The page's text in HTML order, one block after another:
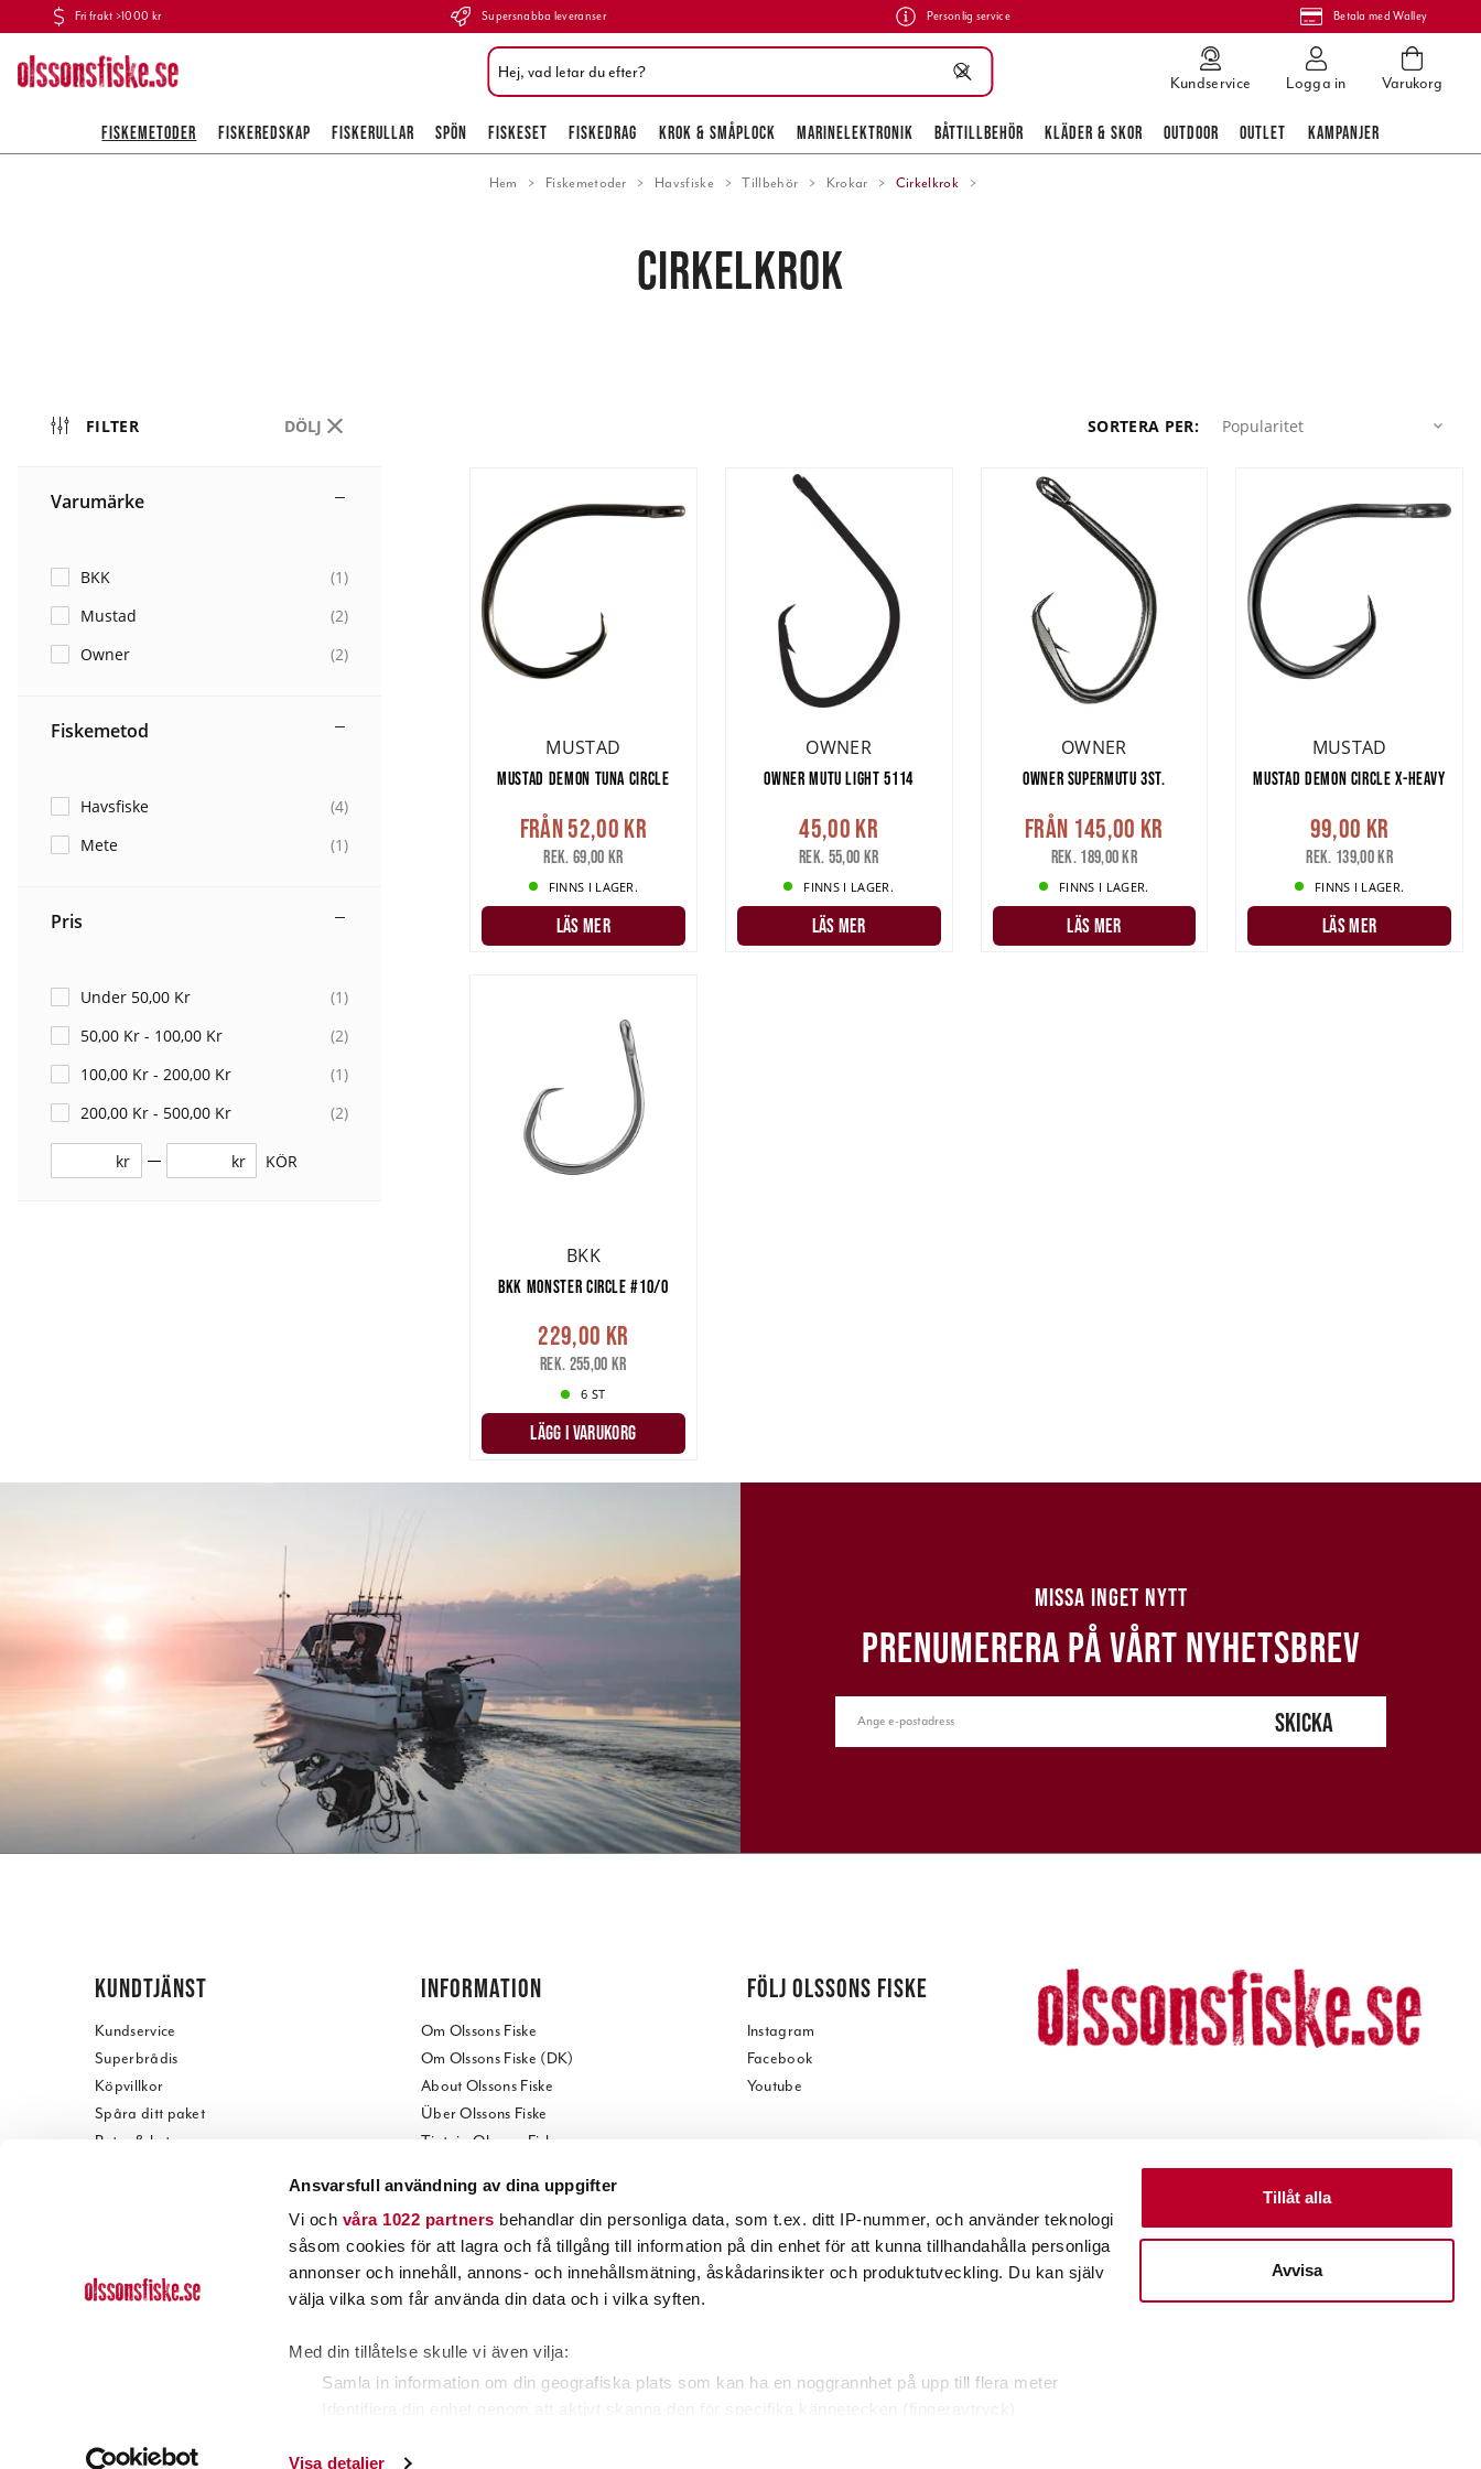
Ansvarsfull användning av dina uppgifter
Vi och våra 1022 partners behandlar din personliga data, som t.ex. ditt IP-nummer, och använder teknologi
såsom cookies för att lagra och få tillgång till information på din enhet för att kunna tillhandahålla personliga
annonser och innehåll, annons- och innehållsmätning, åskådarinsikter och produktutveckling. Du kan själv
välja vilka som får använda din data och i vilka syften.
Med din tillåtelse skulle vi även vilja:
Samla in information om din geografiska plats som kan ha en noggrannhet på upp till flera meter
Visa detaljer
Tillåt alla
Avvisa
Fri frakt >1000 kr Supersnabba leveranser Personlig service Betala med Walley
Kundservice Logga in Varukorg
FISKEMETODER FISKEREDSKAP FISKERULLAR SPÖN FISKESET FISKEDRAG KROK & SMÅPLOCK MARINELEKTRONIK BÅTTILLBEHÖR KLÄDER & SKOR OUTDOOR OUTLET KAMPANJER
Hem Fiskemetoder Havsfiske Tillbehör Krokar Cirkelkrok
CIRKELKROK
FILTER DÖLJ
Varumärke
BKK (1)
Mustad
(2)
Owner
(2)
Fiskemetod
Havsfiske (4)
Mete
(1)
Pris
Under 50,00 Kr (1)
50,00 Kr - 100,00 Kr
(2)
100,00 Kr - 200,00 Kr
(1)
200,00 Kr - 500,00 Kr
(2)
kr kr KÖR
SORTERA PER: Popularitet
Popularitet
MUSTAD
MUSTAD DEMON TUNA CIRCLE
Från52,00 kr
Rek. 69,00 kr
FINNS I LAGER.
LÄS MER
OWNER
OWNER MUTU LIGHT 5114
45,00 kr
Rek. 55,00 kr
FINNS I LAGER.
LÄS MER
OWNER
OWNER SUPERMUTU 3ST.
Från 145,00 kr
Rek. 189,00 kr
FINNS I LAGER.
LÄS MER
MUSTAD
MUSTAD DEMON CIRCLE X-HEAVY
99,00 kr
Rek. 139,00 kr
FINNS I LAGER.
LÄS MER
BKK
BKK MONSTER CIRCLE #10/0
229,00 kr
Rek. 255,00 kr
6 ST
LÄGG I VARUKORG
MISSA INGET NYTT
PRENUMERERA PÅ VÅRT NYHETSBREV
SKICKA
KUNDTJÄNST
Kundservice
Superbrådis
Köpvillkor
Spåra ditt paket
Retur & byte
Reservdelar
Tilläggstjänster
INFORMATION
Om Olssons Fiske
Om Olssons Fiske (DK)
About Olssons Fiske
Über Olssons Fiske
Tietoja Olssons Fiske
Besök vår butik
Visit our store
Öppetider
Kundtidning
Jobba hos oss
FÖLJ OLSSONS FISKE
Instagram
Facebook
Youtube